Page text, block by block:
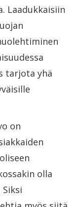
Laadukkaisiin
tarjota yhä
on
olla